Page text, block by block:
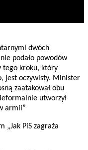
dwóch
podało powodów
tego kroku, który
jest oczywisty. Minister
zaatakował obu
utworzył
armii”
„Jak PiS zagraża